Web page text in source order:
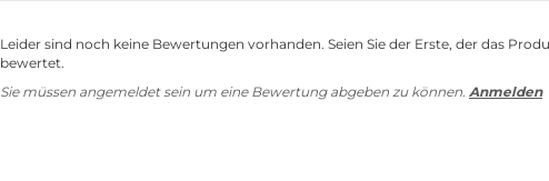
Leider sind noch keine Bewertungen vorhanden. Seien Sie der Erste, der das
bewertet.
Sie müssen angemeldet sein um eine Bewertung abgeben zu können. Anmelden